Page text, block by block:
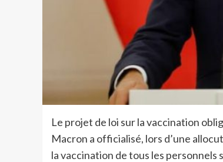
Le projet de loi sur la vaccination
Macron a officialisé, lors d’une
la vaccination de tous les